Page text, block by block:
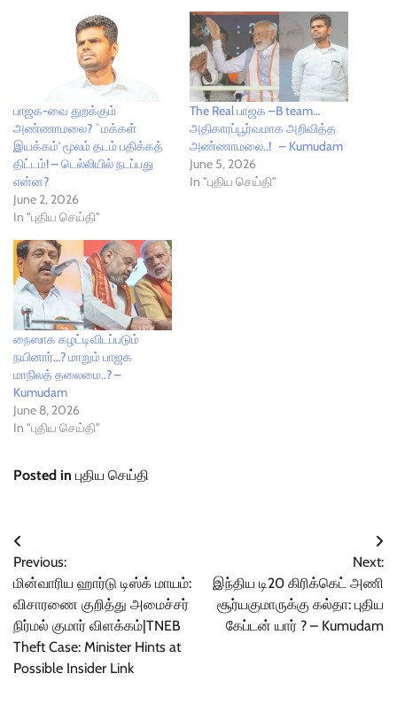
பாஜக-வை துறக்கும்
அண்ணாமலை? `மக்கள்
இயக்கம்' மூலம் தடம் பதிக்கத்
திட்டம்! – டெல்லியில் நடப்பது
என்ன?
June 2, 2026
In "புதிய செய்தி"
The Real பாஜக –B team…
அதிகாரப்பூர்வமாக அறிவித்த
அண்ணாமலை..! – Kumudam
June 5, 2026
In "புதிய செய்தி"
நைஸாக கழட்டிவிடப்படும்
நயினார்…? மாறும் பாஜக
மாநிலத் தலைமை..? –
Kumudam
June 8, 2026
In "புதிய செய்தி"
Posted in புதிய செய்தி
Post
navigation
Previous:
மின்வாரிய ஹார்டு டிஸ்க் மாயம்:
விசாரணை குறித்து அமைச்சர்
நிர்மல் குமார் விளக்கம்|TNEB
Theft Case: Minister Hints at
Possible Insider Link
Next:
இந்திய டி20 கிரிக்கெட் அணி
சூர்யகுமாருக்கு கல்தா: புதிய
கேப்டன் யார் ? – Kumudam